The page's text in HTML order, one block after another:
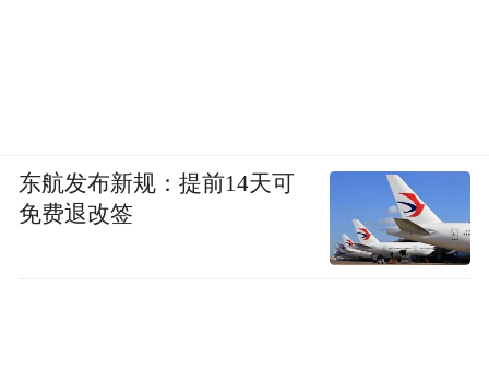
东航发布新规：提前14天可
免费退改签